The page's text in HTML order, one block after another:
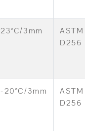
23°C/3mm
ASTM
D256
-20°C/3mm
ASTM
D256